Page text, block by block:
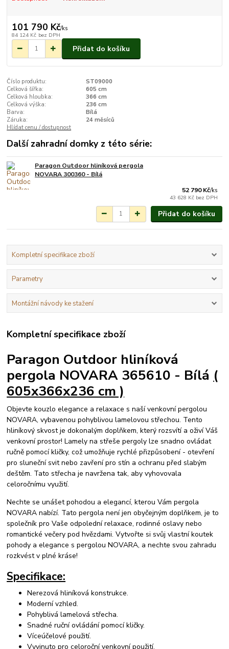
101 790 Kč/ks
84 124 Kč bez DPH
Přidat do košíku
Číslo produktu:
ST09000
Celková šířka:
605 cm
Celková hloubka:
366 cm
Celková výška:
236 cm
Barva:
Bílá
Záruka:
24 měsíců
Hlídat cenu / dostupnost
Další zahradní domky z této série:
Paragon Outdoor hliníková pergola
NOVARA 300360 - Bílá
52 790 Kč/ks
43 628 Kč bez DPH
Přidat do košíku
Kompletní specifikace zboží
Parametry
Montážní návody ke stažení
Kompletní specifikace zboží
Paragon Outdoor hliníková
pergola NOVARA 365610 - Bílá (
605x366x236 cm )
Objevte kouzlo elegance a relaxace s naší venkovní pergolou
NOVARA, vybavenou pohyblivou lamelovou střechou. Tento
hliníkový skvost je dokonalým doplňkem, který rozsvítí a oživí Váš
venkovní prostor! Lamely na střeše pergoly lze snadno ovládat
ručně pomocí kličky, což umožňuje rychlé přizpůsobení - otevření
pro sluneční svit nebo zavření pro stín a ochranu před slabým
deštěm. Tato střecha je navržena tak, aby vyhovovala
celoročnímu využití.
Nechte se unášet pohodou a elegancí, kterou Vám pergola
NOVARA nabízí. Tato pergola není jen obyčejným doplňkem, je to
společník pro Vaše odpolední relaxace, rodinné oslavy nebo
romantické večery pod hvězdami. Vytvořte si svůj vlastní koutek
pohody a elegance s pergolou NOVARA, a nechte svou zahradu
rozkvést v plné kráse!
Specifikace:
Nerezová hliníková konstrukce.
Moderní vzhled.
Pohyblivá lamelová střecha.
Snadné ruční ovládání pomocí kličky.
Víceúčelové použití.
Vyvinuto pro celoroční venkovní použití.